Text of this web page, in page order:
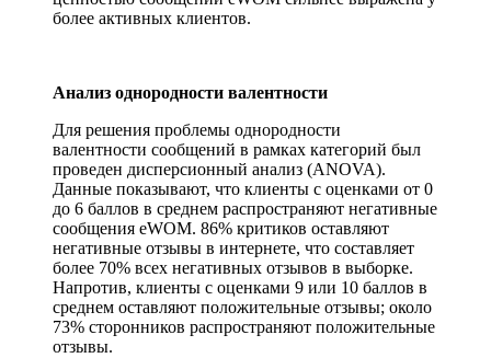
более активных клиентов.
Анализ однородности валентности
Для решения проблемы однородности
валентности сообщений в рамках категорий был
проведен дисперсионный анализ (ANOVA).
Данные показывают, что клиенты с оценками от 0
до 6 баллов в среднем распространяют негативные
сообщения eWOM. 86% критиков оставляют
негативные отзывы в интернете, что составляет
более 70% всех негативных отзывов в выборке.
Напротив, клиенты с оценками 9 или 10 баллов в
среднем оставляют положительные отзывы; около
73% сторонников распространяют положительные
отзывы.